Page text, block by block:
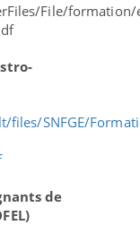
File/formation/
SNFGE/
de